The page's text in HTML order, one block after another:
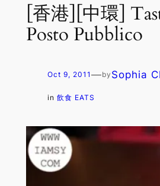
[香港][中環]
Posto Pubblico
Oct 9, 2011 —by Sophia
in 飲食 EATS